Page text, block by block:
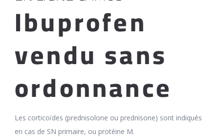
Ibuprofen
vendu sans
ordonnance
Les corticoïdes (prednisolone ou prednisone) sont indiqués
en cas de SN primaire, ou protéine M.